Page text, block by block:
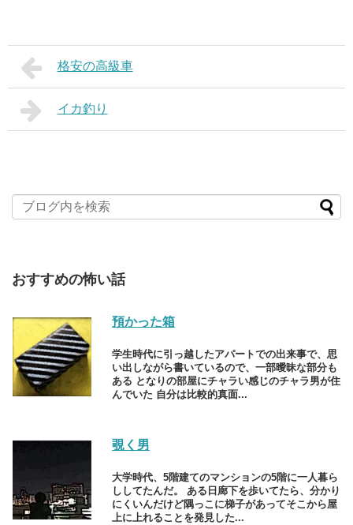
格安の高級車
イカ釣り
おすすめの怖い話
預かった箱
学生時代に引っ越したアパートでの出来事で、思
い出しながら書いているので、一部曖昧な部分も
ある となりの部屋にチャラい感じのチャラ男が住
んでいた 自分は比較的真面...
覗く男
大学時代、5階建てのマンションの5階に一人暮ら
ししてたんだ。 ある日廊下を歩いてたら、分かり
にくいんだけど隅っこに梯子があってそこから屋
上に上れることを発見した...